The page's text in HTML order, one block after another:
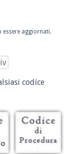
essere aggiornati.
codice